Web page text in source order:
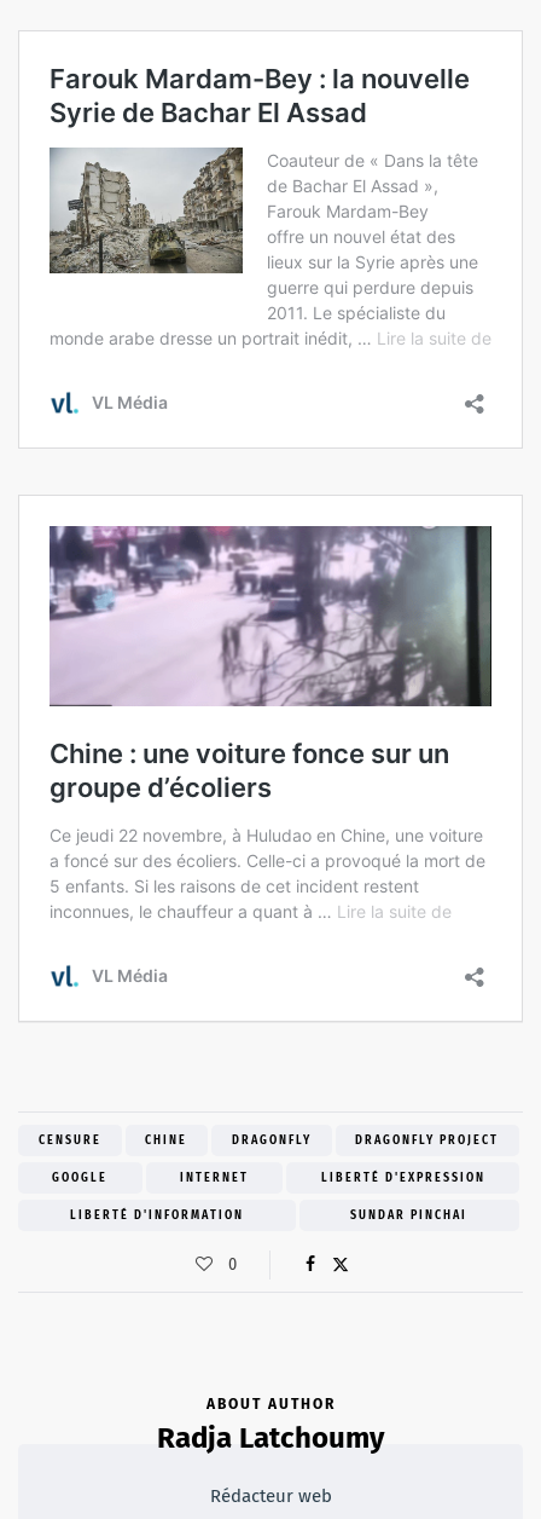
CENSURE CHINE DRAGONFLY DRAGONFLY PROJECT
GOOGLE INTERNET LIBERTÉ D'EXPRESSION
LIBERTÉ D'INFORMATION SUNDAR PINCHAI
0
ABOUT AUTHOR
Radja Latchoumy
Rédacteur web